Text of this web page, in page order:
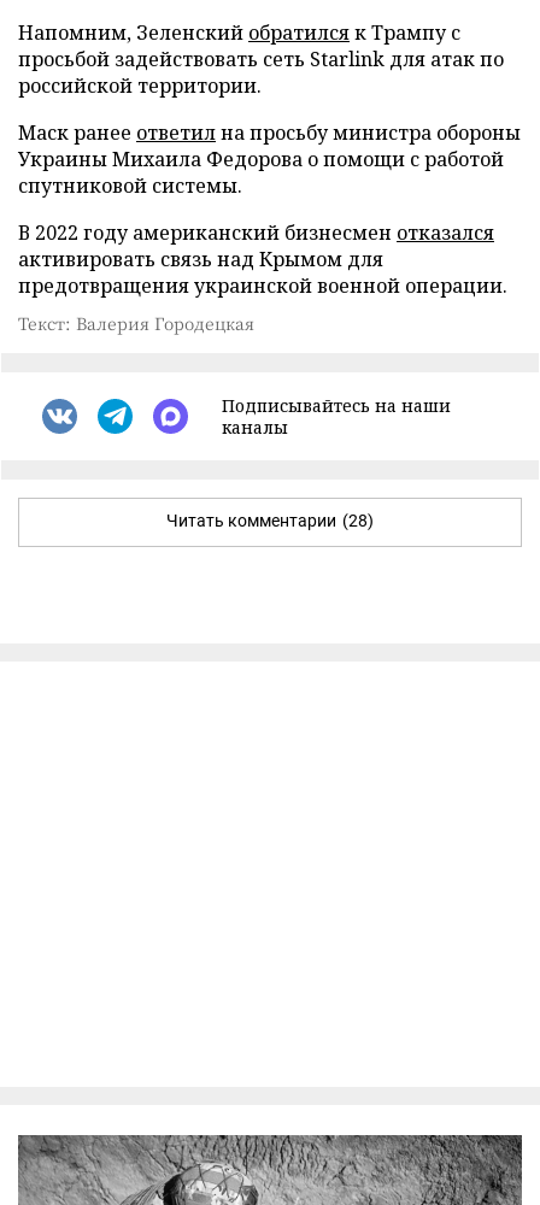
Напомним, Зеленский обратилсяк Трампу с
просьбой задействовать сеть Starlink для атак по
российской территории.
Маск ранее ответилна просьбу министра обороны
Украины Михаила Федорова о помощи с работой
спутниковой системы.
В 2022 году американский бизнесмен отказался
активировать связь над Крымом для
предотвращения украинской военной операции.
Текст: Валерия Городецкая
Подписывайтесь на наши
каналы
Читать комментарии (28)